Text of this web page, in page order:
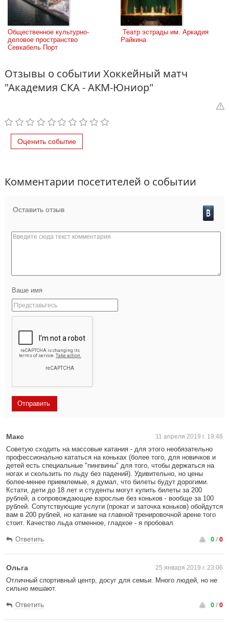
Общественное культурно-
деловое пространство
Севкабель Порт
Райкина
Отзывы о событии Хоккейный матч
"Академия СКА - АКМ-Юниор"
Оценить событие
Комментарии посетителей о событии
Оставить отзыв
Ваше имя
Макс 11 апреля 2019 г. 19:48
Советую сходить на массовые катания - для этого необязательно
профессионально кататься на коньках (более того, для новичков и
детей есть специальные "пингвины" для того, чтобы держаться на
ногах и скользить по льду без падений). Удивительно, но цены
более-менее приемлемые, я думал, что билеты будут дорогими.
Кстати, дети до 18 лет и студенты могут купить билеты за 200
рублей, а сопровождающие взрослые без коньков - вообще за 100
рублей. Сопутствующие услуги (прокат и заточка коньков) обойдутся
вам в 200 рублей, но катание на главной тренировочной арене того
стоит. Качество льда отменное, гладкое - я пробовал.
Ответить 0/0
Ольга 25 января 2019 г. 23:06
Отличный спортивный центр, досуг для семьи. Много людей, но не
сильно мешают.
Ответить 0/0